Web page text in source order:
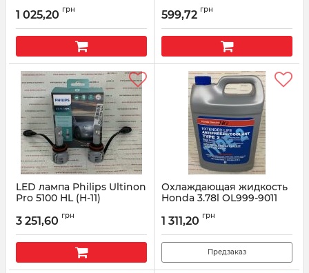
1 025,20 грн
Артикул: 087989137
599,72 грн
LED лампа Philips Ultinon
Pro 5100 HL (H-11)
3 251,60 грн
Охлаждающая жидкость
Honda 3.78l OL999-9011
1 311,20 грн
Предзаказ